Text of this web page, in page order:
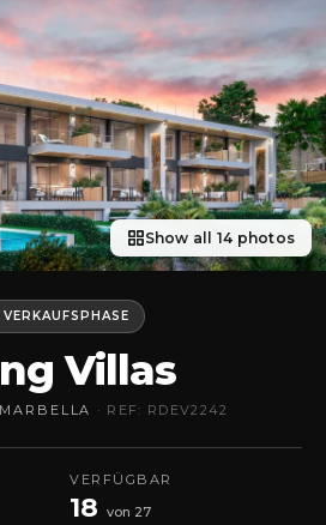
Show all 14 photos
Villas
· REF: RDEV2242
VERFÜGBAR
18 von 27